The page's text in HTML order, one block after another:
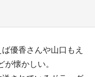
優香さんや山口もえ
懐かしい。